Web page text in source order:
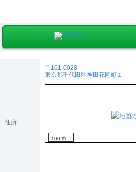
住所
〒101-0028
東京都千代田区神田花岡町１
100 m